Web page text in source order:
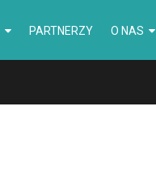
PARTNERZY O NAS